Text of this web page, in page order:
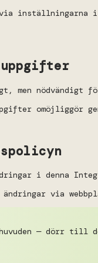
inställningarna
men nödvändigt
omöjliggör
i denna
ändringar via
— dörr till